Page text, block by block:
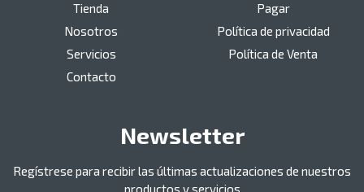
Tienda
Nosotros
Servicios
Contacto
Pagar
Política de privacidad
Política de Venta
Newsletter
Regístrese para recibir las últimas actualizaciones de nuestros
productos y servicios